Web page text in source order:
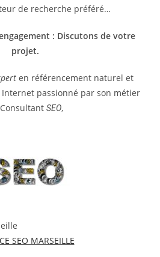
de recherche préféré…
: Discutons de votre
projet.
en référencement naturel et
passionné par son métier
SEO,
SEO MARSEILLE